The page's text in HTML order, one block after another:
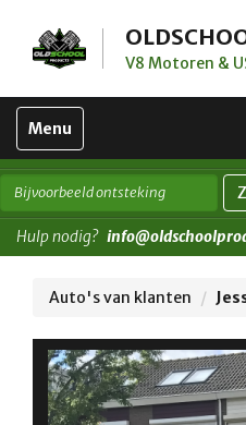
V8 Motoren &
Toggle
navigation
Menu
Hulp nodig?
Auto's van klanten